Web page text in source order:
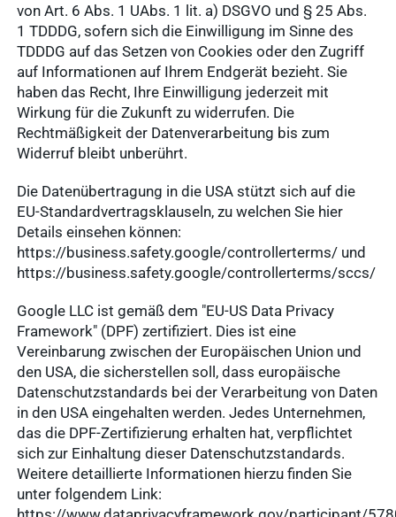
von Art. 6 Abs. 1 UAbs. 1 lit. a) DSGVO und § 25 Abs.
1 TDDDG, sofern sich die Einwilligung im Sinne des
TDDDG auf das Setzen von Cookies oder den Zugriff
auf Informationen auf Ihrem Endgerät bezieht. Sie
haben das Recht, Ihre Einwilligung jederzeit mit
Wirkung für die Zukunft zu widerrufen. Die
Rechtmäßigkeit der Datenverarbeitung bis zum
Widerruf bleibt unberührt.
Die Datenübertragung in die USA stützt sich auf die
EU-Standardvertragsklauseln, zu welchen Sie hier
Details einsehen können:
https://business.safety.google/controllerterms/ und
https://business.safety.google/controllerterms/sccs/
Google LLC ist gemäß dem "EU-US Data Privacy
Framework" (DPF) zertifiziert. Dies ist eine
Vereinbarung zwischen der Europäischen Union und
den USA, die sicherstellen soll, dass europäische
Datenschutzstandards bei der Verarbeitung von Daten
in den USA eingehalten werden. Jedes Unternehmen,
das die DPF-Zertifizierung erhalten hat, verpflichtet
sich zur Einhaltung dieser Datenschutzstandards.
Weitere detaillierte Informationen hierzu finden Sie
unter folgendem Link: